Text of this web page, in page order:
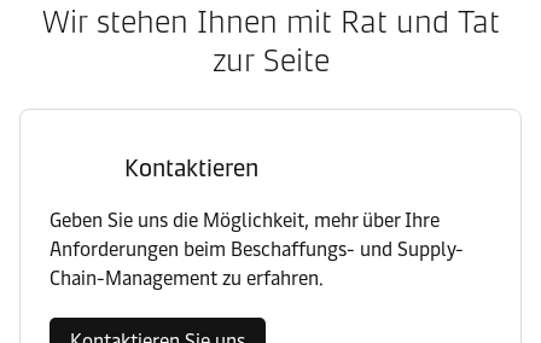
Wir stehen Ihnen mit Rat und Tat
zur Seite
Kontaktieren
Geben Sie uns die Möglichkeit, mehr über Ihre
Anforderungen beim Beschaffungs- und Supply-
Chain-Management zu erfahren.